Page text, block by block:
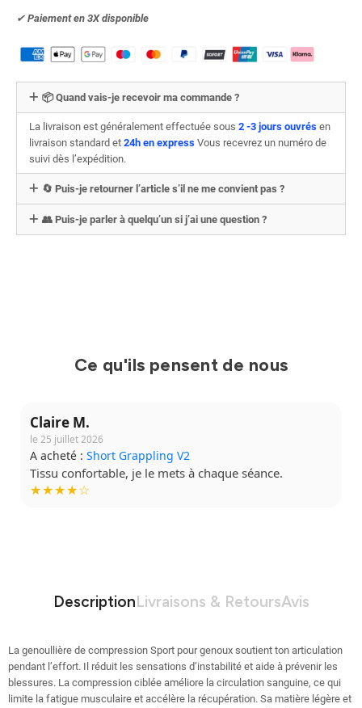
✔︎ Paiement en 3X disponible
📦 Quand vais-je recevoir ma commande ?
La livraison est généralement effectuée sous 2 -3 jours ouvrés en
livraison standard et 24h en express Vous recevrez un numéro de
suivi dès l’expédition.
🔄 Puis-je retourner l’article s’il ne me convient pas ?
👥 Puis-je parler à quelqu’un si j’ai une question ?
Ce qu'ils pensent de nous
Claire M.
le 25 juillet 2026
A acheté : Short Grappling V2
Tissu confortable, je le mets à chaque séance.
★★★★☆
DescriptionLivraisons & RetoursAvis
La genoullière de compression Sport pour genoux soutient ton articulation
pendant l’effort. Il réduit les sensations d’instabilité et aide à prévenir les
blessures. La compression ciblée améliore la circulation sanguine, ce qui
limite la fatigue musculaire et accélère la récupération. Sa matière légère et